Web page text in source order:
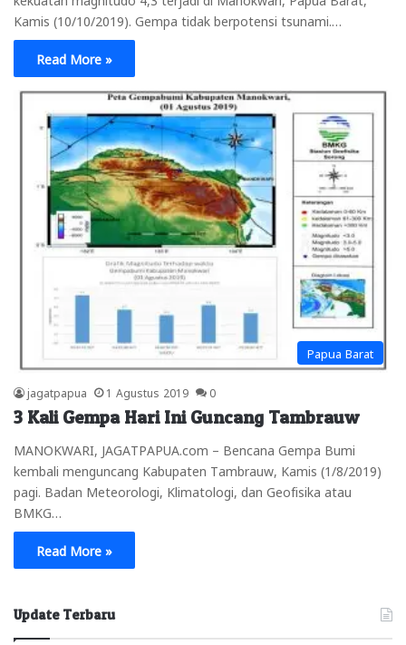
Kamis (10/10/2019). Gempa tidak berpotensi tsunami.…
Read More »
Papua Barat
jagatpapua 1 Agustus 2019 0
3 Kali Gempa Hari Ini Guncang Tambrauw
MANOKWARI, JAGATPAPUA.com – Bencana Gempa Bumi
kembali menguncang Kabupaten Tambrauw, Kamis (1/8/2019)
pagi. Badan Meteorologi, Klimatologi, dan Geofisika atau
BMKG…
Read More »
Update Terbaru